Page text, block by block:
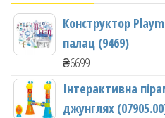
Конструктор
палац (9469)
₴6699
Інтерактивна
джунглях